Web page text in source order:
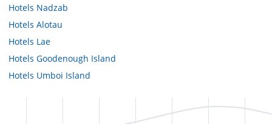
Hotels Nadzab
Hotels Alotau
Hotels Lae
Hotels Goodenough Island
Hotels Umboi Island